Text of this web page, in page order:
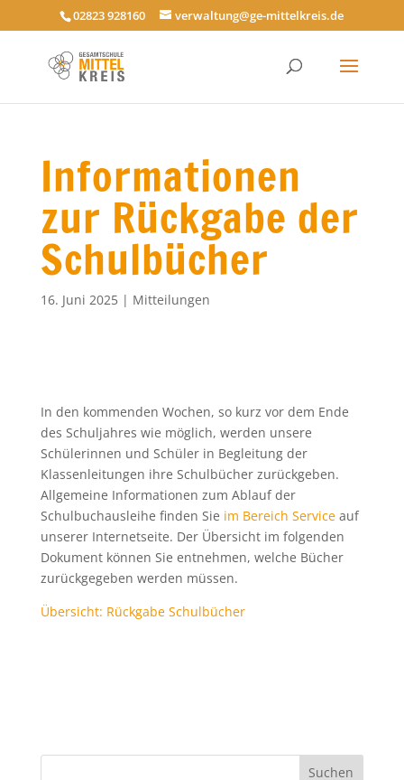
02823 928160 verwaltung@ge-mittelkreis.de
Informationen
zur Rückgabe der
Schulbücher
16. Juni 2025| Mitteilungen
In den kommenden Wochen, so kurz vor dem Ende
des Schuljahres wie möglich, werden unsere
Schülerinnen und Schüler in Begleitung der
Klassenleitungen ihre Schulbücher zurückgeben.
Allgemeine Informationen zum Ablauf der
Schulbuchausleihe finden Sie im Bereich Serviceauf
unserer Internetseite. Der Übersicht im folgenden
Dokument können Sie entnehmen, welche Bücher
zurückgegeben werden müssen.
Übersicht: Rückgabe Schulbücher